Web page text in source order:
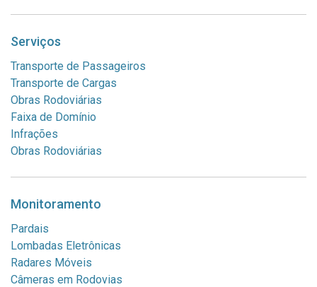
Serviços
Transporte de Passageiros
Transporte de Cargas
Obras Rodoviárias
Faixa de Domínio
Infrações
Obras Rodoviárias
Monitoramento
Pardais
Lombadas Eletrônicas
Radares Móveis
Câmeras em Rodovias